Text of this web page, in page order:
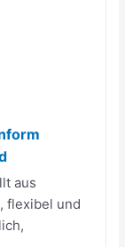
aus
flexibel und